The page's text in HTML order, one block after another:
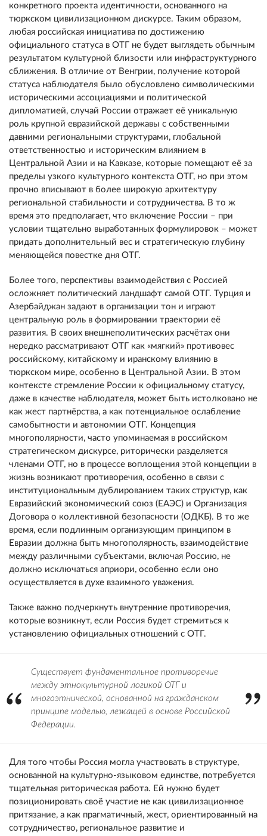
конкретного проекта идентичности, основанного на
тюркском цивилизационном дискурсе. Таким образом,
любая российская инициатива по достижению
официального статуса в ОТГ не будет выглядеть ​​обычным
результатом культурной близости или инфраструктурного
сближения. В отличие от Венгрии, получение которой
статуса наблюдателя было обусловлено символическими
историческими ассоциациями и политической
дипломатией, случай России отражает её уникальную
роль крупной евразийской державы с собственными
давними региональными структурами, глобальной
ответственностью и историческим влиянием в
Центральной Азии и на Кавказе, которые помещают её за
пределы узкого культурного контекста ОТГ, но при этом
прочно вписывают в более широкую архитектуру
региональной стабильности и сотрудничества. В то ж
время это предполагает, что включение России – при
условии тщательно выработанных формулировок – может
придать дополнительный вес и стратегическую глубину
меняющейся повестке дня ОТГ.
Более того, перспективы взаимодействия с Россией
осложняет политический ландшафт самой ОТГ. Турция и
Азербайджан задают в организации тон и играют
центральную роль в формировании траектории её
развития. В своих внешнеполитических расчётах они
нередко рассматривают OTГ как «мягкий» противовес
российскому, китайскому и иранскому влиянию в
тюркском мире, особенно в Центральной Азии. В этом
контексте стремление России к официальному статусу,
даже в качестве наблюдателя, может быть истолковано не
как жест партнёрства, а как потенциальное ослабление
самобытности и автономии OTГ. Концепция
многополярности, часто упоминаемая в российском
стратегическом дискурсе, риторически разделяется
членами ОТГ, но в процессе воплощения этой концепции в
жизнь возникают противоречия, особенно в связи с
институциональным дублированием таких структур, как
Евразийский экономический союз (ЕАЭС) и Организация
Договора о коллективной безопасности (ОДКБ). В то же
время, если подлинным организующим принципом в
Евразии должна быть многополярность, взаимодействие
между различными субъектами, включая Россию, не
должно исключаться априори, особенно если оно
осуществляется в духе взаимного уважения.
Также важно подчеркнуть внутренние противоречия,
которые возникнут, если Россия будет стремиться к
установлению официальных отношений с ОТГ.
Существует фундаментальное противоречие
между этнокультурной логикой ОТГ и
многоэтнической, основанной на гражданском
принципе моделью, лежащей в основе Российской
Федерации.
Для того чтобы Россия могла участвовать в структуре,
основанной на культурно-языковом единстве, потребуется
тщательная риторическая работа. Ей нужно будет
позиционировать своё участие не как цивилизационное
притязание, а как прагматичный, жест, ориентированный на
сотрудничество, региональное развитие и